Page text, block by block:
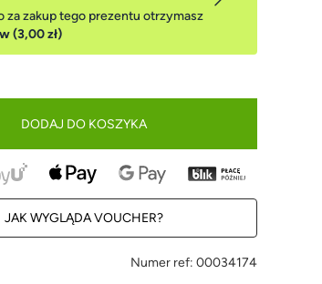
za zakup tego prezentu otrzymasz
(3,00 zł)
DODAJ DO KOSZYKA
JAK WYGLĄDA VOUCHER?
Numer ref: 00034174